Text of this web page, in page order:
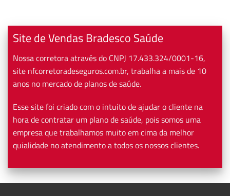
Site de Vendas Bradesco Saúde
Nossa corretora através do CNPJ 17.433.324/0001-16,
site nfcorretoradeseguros.com.br, trabalha a mais de 10
anos no mercado de planos de saúde.
Esse site foi criado com o intuito de ajudar o cliente na
hora de contratar um plano de saúde, pois somos uma
empresa que trabalhamos muito em cima da melhor
quialidade no atendimento a todos os nossos clientes.